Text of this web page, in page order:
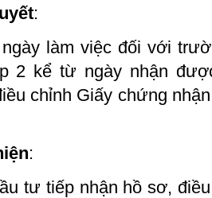
:
làm việc đối với
2 kể từ ngày nhận
chỉnh Giấy chứng
:
tư tiếp nhận hồ sơ,